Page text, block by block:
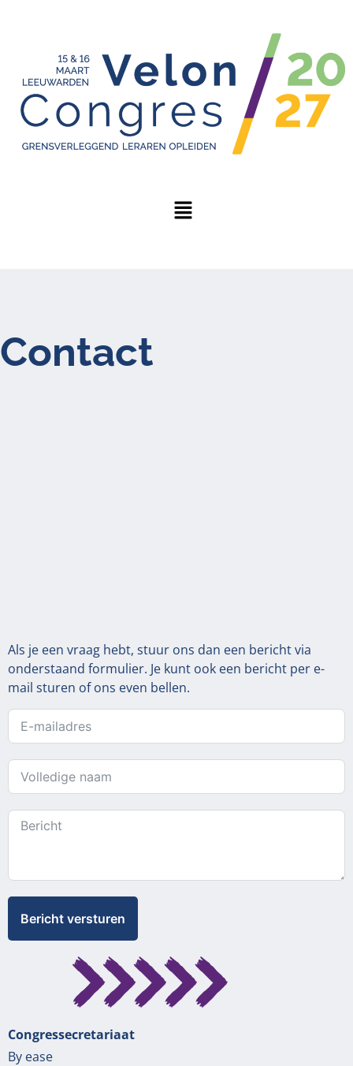
Contact
Als je een vraag hebt, stuur ons dan een bericht via
onderstaand formulier. Je kunt ook een bericht per e-
mail sturen of ons even bellen.
Bericht versturen
Congressecretariaat
By ease